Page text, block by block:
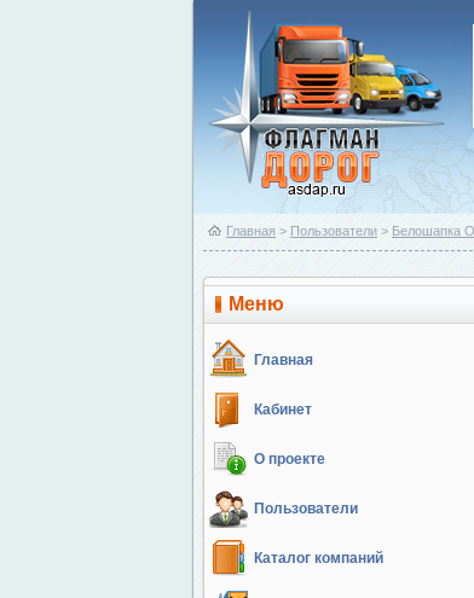
Главная > Пользователи > Белошапка
Меню
Главная
Кабинет
О проекте
Пользователи
Каталог компаний